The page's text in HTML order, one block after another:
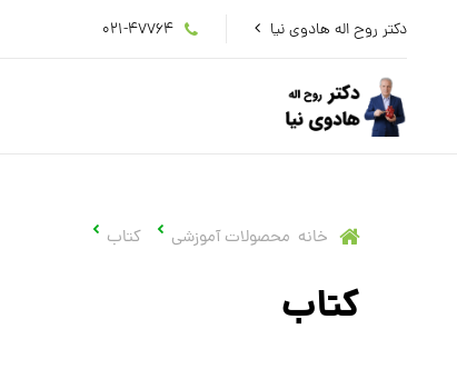
دکتر روح اله هادوی نیا 021-47764
خانه محصولات آموزشی کتاب
کتاب